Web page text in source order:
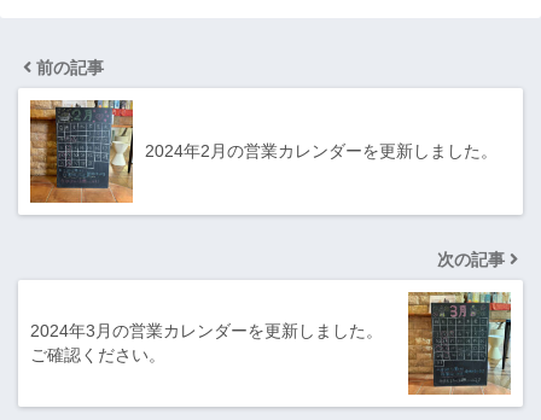
前の記事
2024年2月の営業カレンダーを更新しました。
次の記事
2024年3月の営業カレンダーを更新しました。
ご確認ください。